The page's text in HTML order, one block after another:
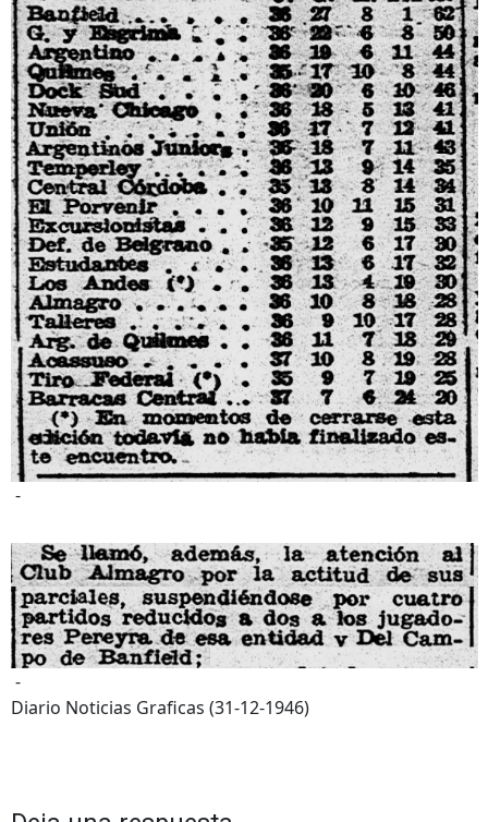
-
-
Diario Noticias Graficas (31-12-1946)